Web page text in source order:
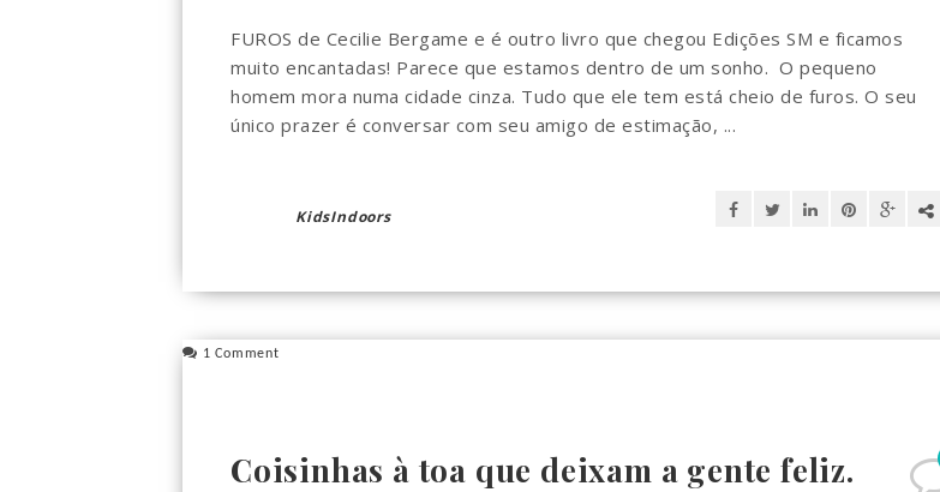
FUROS de Cecilie Bergame e é outro livro que chegou Edições SM e ficamos
muito encantadas! Parece que estamos dentro de um sonho. O pequeno
homem mora numa cidade cinza. Tudo que ele tem está cheio de furos. O seu
único prazer é conversar com seu amigo de estimação, ...
KidsIndoors
1 Comment
Coisinhas à toa que deixam a gente feliz.